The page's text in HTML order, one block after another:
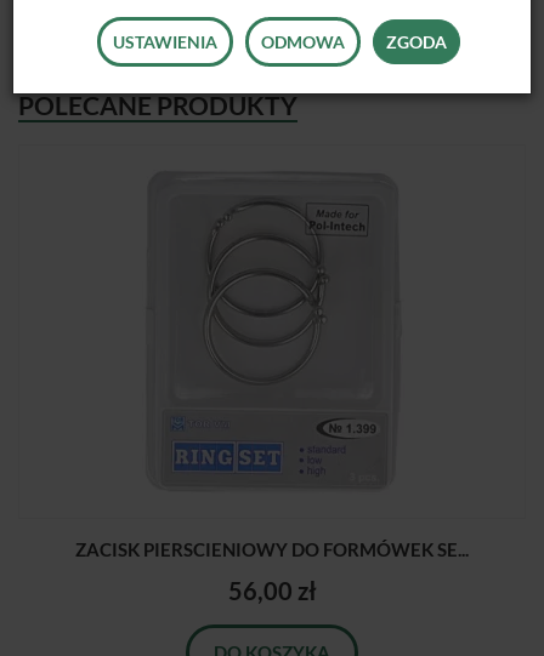
POLECANE PRODUKTY
ZACISK PIERSCIENIOWY DO FORMÓWEK SE...
56,00 zł
USTAWIENIA ODMOWA ZGODA